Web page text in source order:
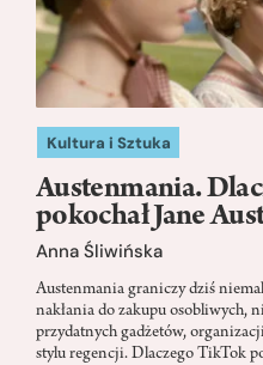
Kultura i Sztuka
Austenmania.
pokochał Jane
Anna Śliwińska
Austenmania graniczy dziś
nakłania do zakupu osobliwych,
przydatnych gadżetów,
stylu regencji. Dlaczego TikTok